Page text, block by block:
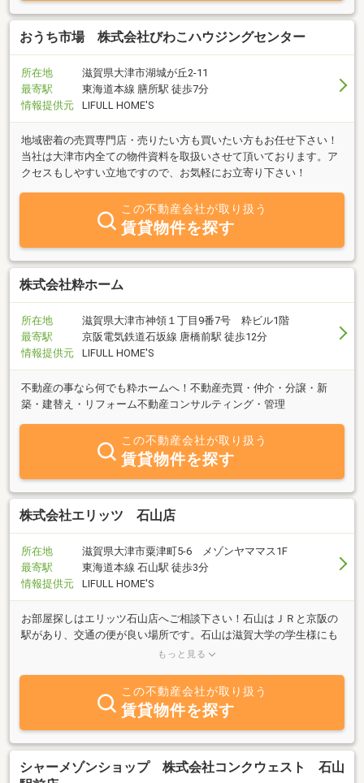
おうち市場 株式会社びわこハウジングセンター
所在地
滋賀県大津市湖城が丘2-11
最寄駅
東海道本線 膳所駅 徒歩7分
情報提供元
LIFULL HOME'S
地域密着の売買専門店・売りたい方も買いたい方もお任せ下さい！
当社は大津市内全ての物件資料を取扱いさせて頂いております。ア
クセスもしやすい立地ですので、お気軽にお立寄り下さい！
この不動産会社が取り扱う
賃貸物件を探す
株式会社粋ホーム
所在地
滋賀県大津市神領１丁目9番7号 粋ビル1階
最寄駅
京阪電気鉄道石坂線 唐橋前駅 徒歩12分
情報提供元
LIFULL HOME'S
不動産の事なら何でも粋ホームへ！不動産売買・仲介・分譲・新
築・建替え・リフォーム不動産コンサルティング・管理
この不動産会社が取り扱う
賃貸物件を探す
株式会社エリッツ 石山店
所在地
滋賀県大津市粟津町5-6 メゾンヤママス1F
最寄駅
東海道本線 石山駅 徒歩3分
情報提供元
LIFULL HOME'S
お部屋探しはエリッツ石山店へご相談下さい！石山はＪＲと京阪の
駅があり、交通の便が良い場所です。石山は滋賀大学の学生様にも
人気のエリアです。社会人様から学生様まで、お問い合わせお待ち
もっと見る
この不動産会社が取り扱う
賃貸物件を探す
シャーメゾンショップ 株式会社コンクウェスト 石山